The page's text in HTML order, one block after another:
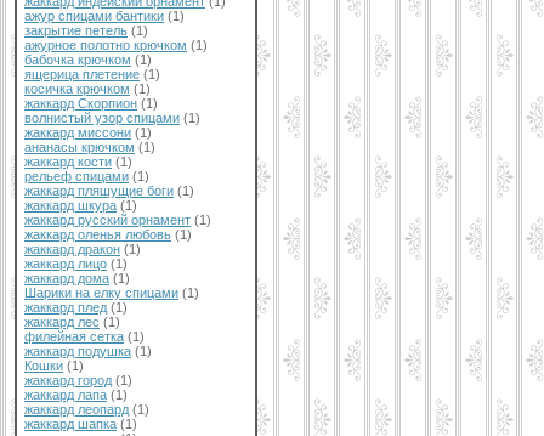
ажур спицами бантики (1)
закрытие петель (1)
ажурное полотно крючком (1)
бабочка крючком (1)
ящерица плетение (1)
косичка крючком (1)
жаккард Скорпион (1)
волнистый узор спицами (1)
жаккард миссони (1)
ананасы крючком (1)
жаккард кости (1)
рельеф спицами (1)
жаккард пляшущие боги (1)
жаккард шкура (1)
жаккард русский орнамент (1)
жаккард оленья любовь (1)
жаккард дракон (1)
жаккард лицо (1)
жаккард дома (1)
Шарики на елку спицами (1)
жаккард плед (1)
жаккард лес (1)
филейная сетка (1)
жаккард подушка (1)
Кошки (1)
жаккард город (1)
жаккард лапа (1)
жаккард леопард (1)
жаккард шапка (1)